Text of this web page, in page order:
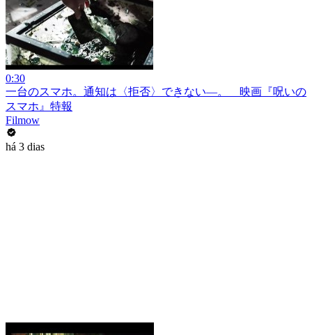
0:30
一台のスマホ。通知は〈拒否〉できない―。 映画『呪いの
スマホ』特報
Filmow
há 3 dias